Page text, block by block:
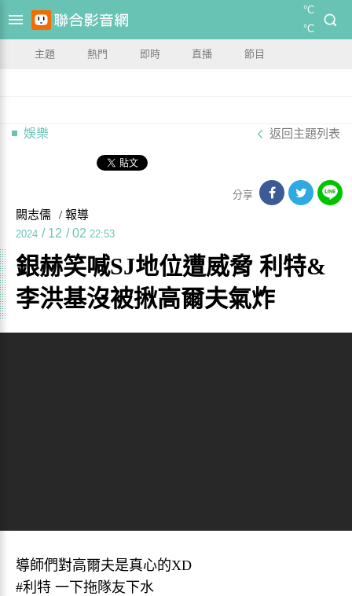
°C
°C
主題 熱門 即時 直播 節目
娛樂 返回主題列表
分享
闕志儒 / 報導
2024 / 12 / 02 22:53
銀赫笑喊SJ地位遭威脅 利特&
李洪基沒被揪高爾夫氣炸
導師們對高爾夫是真心的XD
#利特 一下拖隊友下水